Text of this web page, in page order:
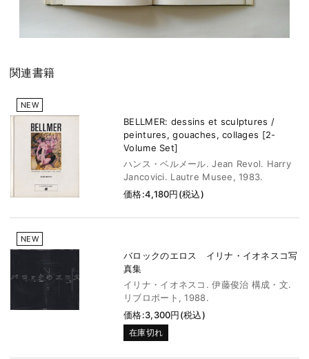
関連書籍
NEW
BELLMER: dessins et sculptures /
peintures, gouaches, collages [2-
Volume Set]
ハンス・ベルメール. Jean Revol. Harry
Jancovici. Lautre Musee, 1983.
価格:4,180円(税込)
NEW
バロックのエロス イリナ・イオネスコ写
真集
イリナ・イオネスコ. 伊藤俊治 構成・文.
リブロポート, 1988.
価格:3,300円(税込)
在庫切れ